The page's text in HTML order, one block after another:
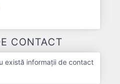
CONTACT
există informații de contact